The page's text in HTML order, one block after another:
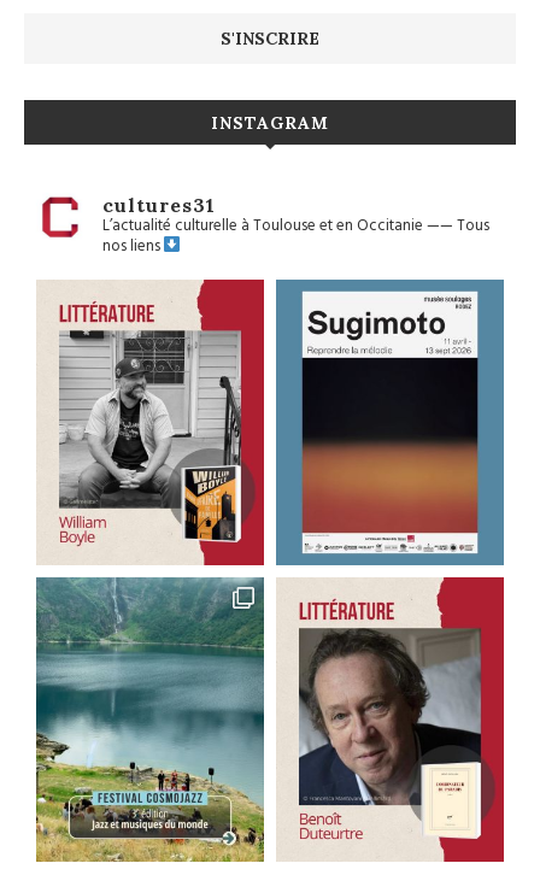
INSTAGRAM
cultures31
L’actualité culturelle à Toulouse et en Occitanie——Tous
nos liens